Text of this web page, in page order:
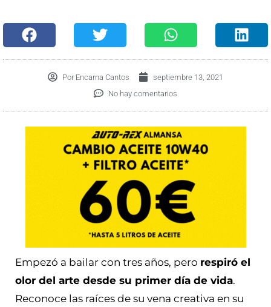
Por Encarna Cantos
septiembre 13, 2021
No hay comentarios
Empezó a bailar con tres años, pero respiró el
olor del arte desde su primer día de vida.
Reconoce las raíces de su vena creativa en su